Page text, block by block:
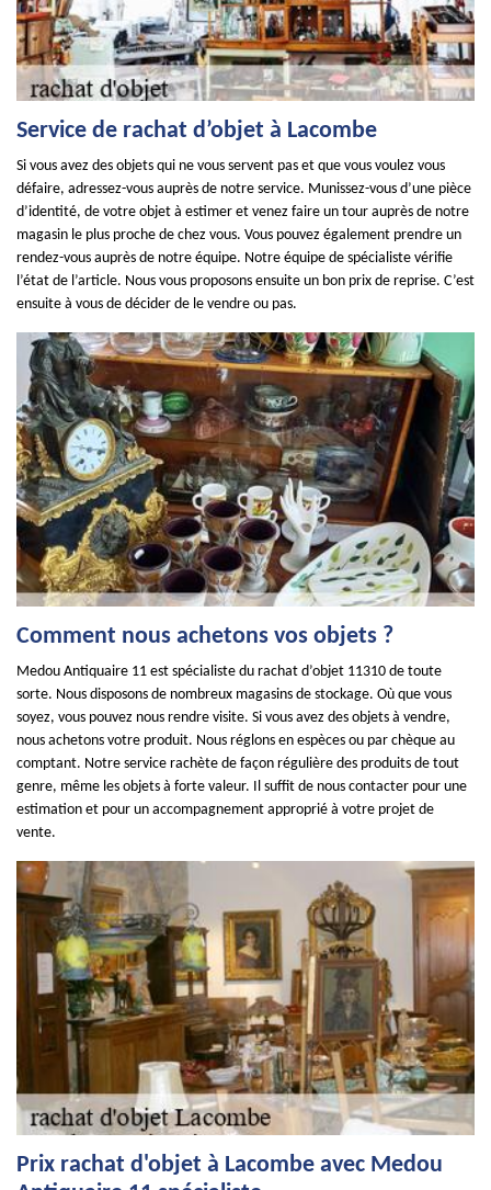
Service de rachat d’objet à Lacombe
Si vous avez des objets qui ne vous servent pas et que vous voulez vous
défaire, adressez-vous auprès de notre service. Munissez-vous d’une pièce
d’identité, de votre objet à estimer et venez faire un tour auprès de notre
magasin le plus proche de chez vous. Vous pouvez également prendre un
rendez-vous auprès de notre équipe. Notre équipe de spécialiste vérifie
l’état de l’article. Nous vous proposons ensuite un bon prix de reprise. C’est
ensuite à vous de décider de le vendre ou pas.
Comment nous achetons vos objets ?
Medou Antiquaire 11 est spécialiste du rachat d’objet 11310 de toute
sorte. Nous disposons de nombreux magasins de stockage. Où que vous
soyez, vous pouvez nous rendre visite. Si vous avez des objets à vendre,
nous achetons votre produit. Nous réglons en espèces ou par chèque au
comptant. Notre service rachète de façon régulière des produits de tout
genre, même les objets à forte valeur. Il suffit de nous contacter pour une
estimation et pour un accompagnement approprié à votre projet de
vente.
Prix rachat d'objet à Lacombe avec Medou